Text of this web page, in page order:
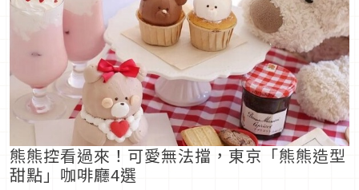
熊熊控看過來！可愛無法擋，東京「熊熊造型
甜點」咖啡廳4選